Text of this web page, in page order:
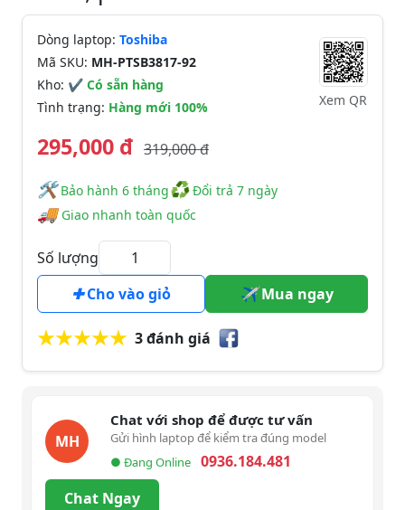
Dòng laptop: Toshiba
Mã SKU: MH-PTSB3817-92
Kho: ✔ Có sẵn hàng
Tình trạng: Hàng mới 100% Xem QR
295,000 đ 319,000 đ
🛠️️ Bảo hành 6 tháng♻Đổi trả 7 ngày
🚚Giao nhanh toàn quốc
Số lượng
Cho vào giỏ
Mua ngay
3 đánh giá
MH
Chat với shop để được tư vấn
Gửi hình laptop để kiểm tra đúng model
● Đang Online
0936.184.481
Chat Ngay